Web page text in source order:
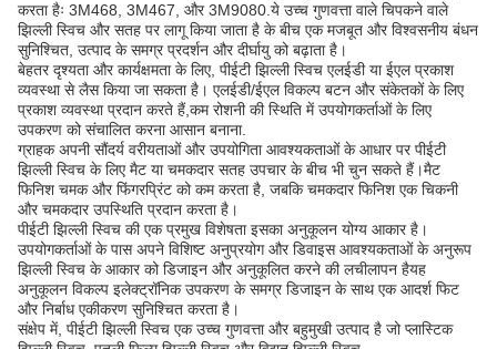
करता हैः 3M468, 3M467, और 3M9080.ये उच्च गुणवत्ता वाले चिपकने वाले
झिल्ली स्विच और सतह पर लागू किया जाता है के बीच एक मजबूत और विश्वसनीय बंधन
सुनिश्चित, उत्पाद के समग्र प्रदर्शन और दीर्घायु को बढ़ाता है।
बेहतर दृश्यता और कार्यक्षमता के लिए, पीईटी झिल्ली स्विच एलईडी या ईएल प्रकाश
व्यवस्था से लैस किया जा सकता है। एलईडी/ईएल विकल्प बटन और संकेतकों के लिए
प्रकाश व्यवस्था प्रदान करते हैं,कम रोशनी की स्थिति में उपयोगकर्ताओं के लिए
उपकरण को संचालित करना आसान बनाना.
ग्राहक अपनी सौंदर्य वरीयताओं और उपयोगिता आवश्यकताओं के आधार पर पीईटी
झिल्ली स्विच के लिए मैट या चमकदार सतह उपचार के बीच भी चुन सकते हैं।मैट
फिनिश चमक और फिंगरप्रिंट को कम करता है, जबकि चमकदार फिनिश एक चिकनी
और चमकदार उपस्थिति प्रदान करता है।
पीईटी झिल्ली स्विच की एक प्रमुख विशेषता इसका अनुकूलन योग्य आकार है।
उपयोगकर्ताओं के पास अपने विशिष्ट अनुप्रयोग और डिवाइस आवश्यकताओं के अनुरूप
झिल्ली स्विच के आकार को डिजाइन और अनुकूलित करने की लचीलापन हैयह
अनुकूलन विकल्प इलेक्ट्रॉनिक उपकरण के समग्र डिजाइन के साथ एक आदर्श फिट
और निर्बाध एकीकरण सुनिश्चित करता है।
संक्षेप में, पीईटी झिल्ली स्विच एक उच्च गुणवत्ता और बहुमुखी उत्पाद है जो प्लास्टिक